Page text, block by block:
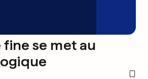
se met au